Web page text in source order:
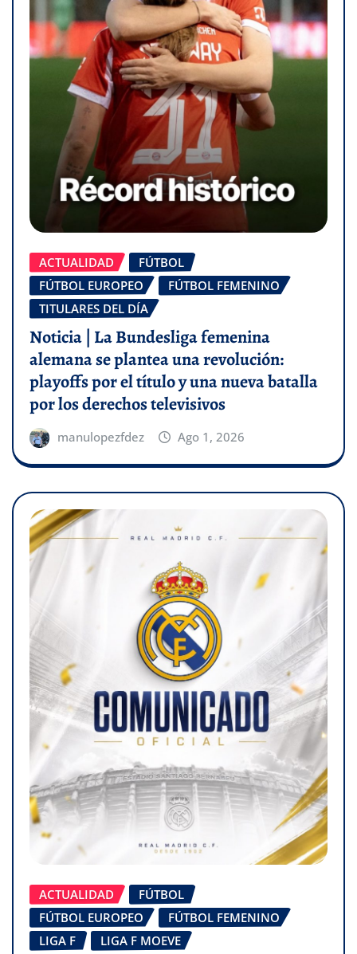
ACTUALIDAD
FÚTBOL
FÚTBOL EUROPEO
FÚTBOL FEMENINO
TITULARES DEL DÍA
Noticia | La Bundesliga femenina
alemana se plantea una revolución:
playoffs por el título y una nueva batalla
por los derechos televisivos
manulopezfdez Ago 1, 2026
ACTUALIDAD
FÚTBOL
FÚTBOL EUROPEO
FÚTBOL FEMENINO
LIGA F
LIGA F MOEVE